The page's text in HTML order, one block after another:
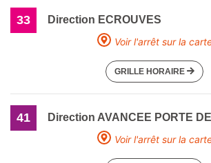
33
Direction ECROUVES
Voir l'arrêt sur la
GRILLE HORAIRE
41
Direction AVANCEE PORTE
Voir l'arrêt sur la